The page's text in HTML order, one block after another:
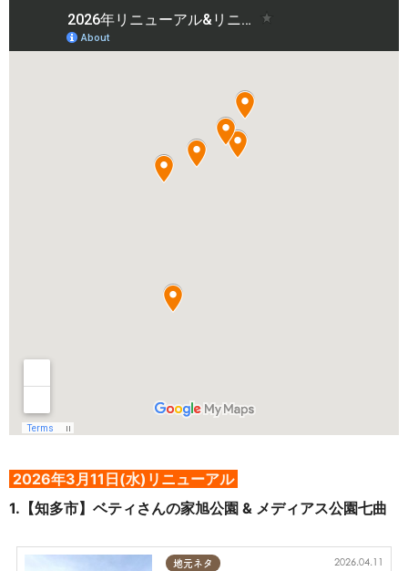
2026年3月11日(水)リニューアル
1.【知多市】 ベティさんの家旭公園 & メディアス公園七曲
地元ネタ 2026.04.11